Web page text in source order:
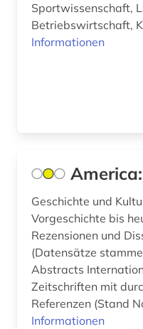
ballett (1)
bamberg (1)
baskenland (1)
basteln (1)
bauen (1)
Sportwissenschaft,
Informationen
Geschichte und
Vorgeschichte bis
Rezensionen und
(Datensätze
Abstracts
Zeitschriften mit
Referenzen (Stand
Informationen